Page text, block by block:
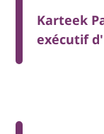
Karteek
exécutif